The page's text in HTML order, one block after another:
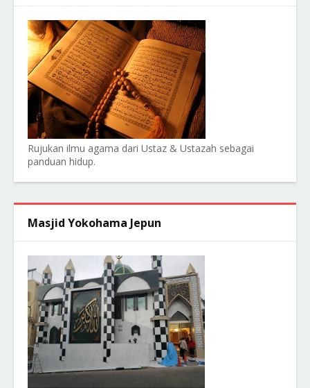
Rujukan ilmu agama dari Ustaz & Ustazah sebagai
panduan hidup.
Masjid Yokohama Jepun